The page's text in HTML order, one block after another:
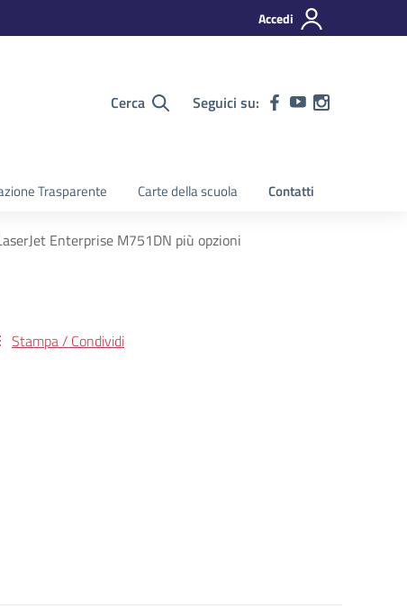
Accedi
Cerca Seguici su:
Trasparente Carte della scuola Contatti
Enterprise M751DN più opzioni
Stampa / Condividi